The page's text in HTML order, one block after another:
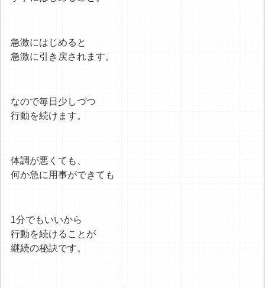
急激にはじめると
急激に引き戻されます。
なので毎日少しづつ
行動を続けます。
体調が悪くても、
何か急に用事ができても
1分でもいいから
行動を続けることが
継続の秘訣です。